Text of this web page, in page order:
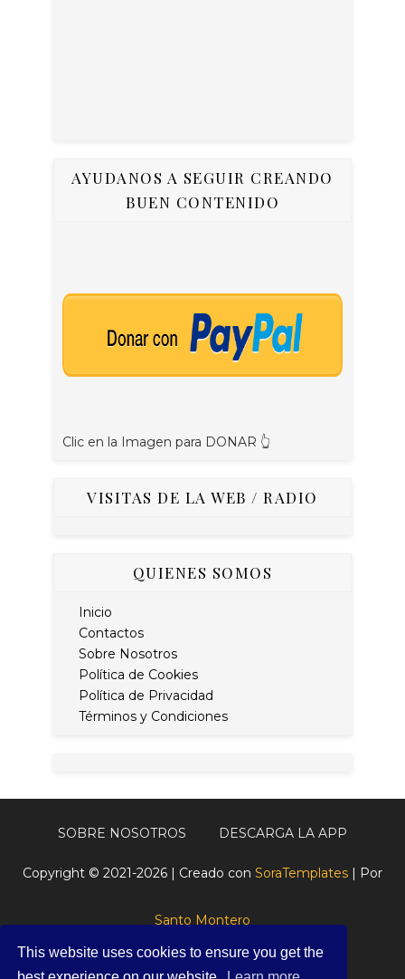
This website uses cookies to ensure you get the
AYUDANOS A SEGUIR CREANDO
BUEN CONTENIDO
Clic en la Imagen para DONAR 👆
VISITAS DE LA WEB / RADIO
QUIENES SOMOS
Inicio
Contactos
Sobre Nosotros
Política de Cookies
Política de Privacidad
Términos y Condiciones
SOBRE NOSOTROS DESCARGA LA APP
Copyright © 2021-2026 | Creado con SoraTemplates | Por
Santo Montero